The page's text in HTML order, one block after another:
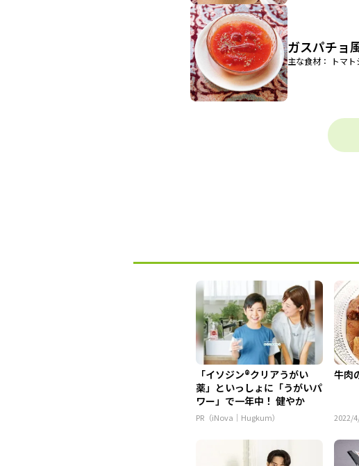
ガスパチョ
主な食材： トマ
「イソジン®クリアうがい
薬」といっしょに「うがいパ
ワー」で一年中！ 健やか
PR（iNova｜Hugkum）
牛肉
2022/